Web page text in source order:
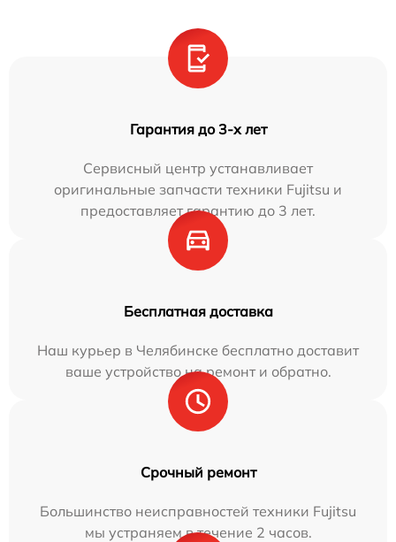
Гарантия до 3-х лет
Сервисный центр устанавливает
оригинальные запчасти техники Fujitsu и
предоставляет гарантию до 3 лет.
Бесплатная доставка
Наш курьер в Челябинске бесплатно доставит
ваше устройство на ремонт и обратно.
Срочный ремонт
Большинство неисправностей техники Fujitsu
мы устраняем в течение 2 часов.